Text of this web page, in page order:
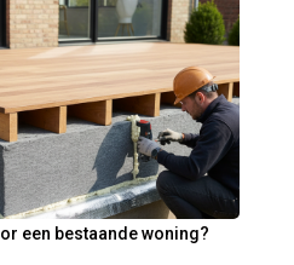
een bestaande woning?